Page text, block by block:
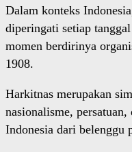
Dalam konteks
diperingati setiap
momen berdirinya
1908.
Harkitnas merupakan
nasionalisme,
Indonesia dari belenggu